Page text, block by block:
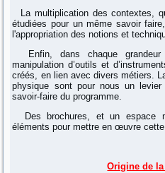
La multiplication des contextes,
étudiées pour un même savoir
l'appropriation des notions et
Enfin, dans chaque grandeur
manipulation d’outils et
créés, en lien avec divers métiers.
physique sont pour nous un
savoir-faire du programme.
Des brochures, et un espace
éléments pour mettre en œuvre
Origine de